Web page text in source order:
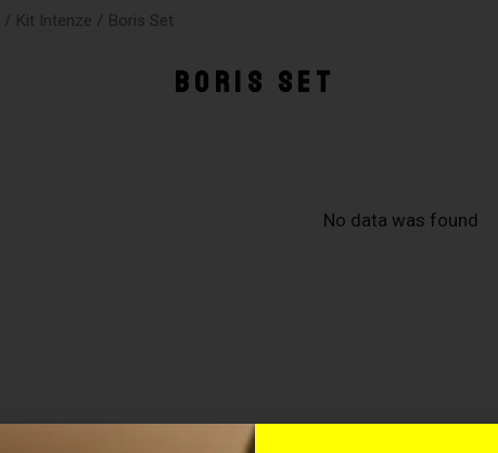
/ Kit Intenze / Boris Set
Boris Set
No data was found